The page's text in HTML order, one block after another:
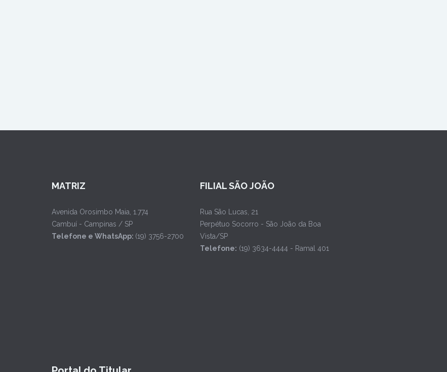
MATRIZ
Avenida Orosimbo Maia, 1.774
Cambuí - Campinas / SP
Telefone e WhatsApp: (19) 3756-2700
FILIAL SÃO JOÃO
Rua São Lucas, 21
Perpétuo Socorro - São João da Boa
Vista/SP
Telefone: (19) 3634-4444 - Ramal 401